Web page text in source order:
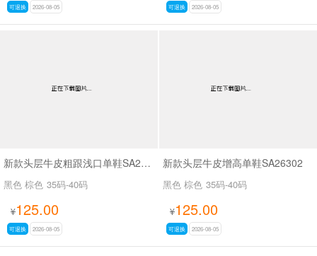
可退换 2026-08-05 可退换 2026-08-05
新款头层牛皮粗跟浅口单鞋SA26339
黑色 棕色 35码-40码
¥125.00
可退换 2026-08-05
新款头层牛皮增高单鞋SA26302
黑色 棕色 35码-40码
¥125.00
可退换 2026-08-05